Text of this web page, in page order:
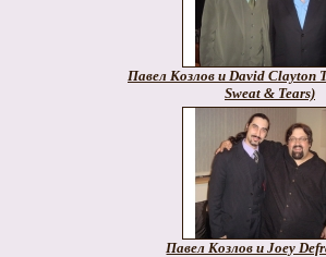
Павел Козлов и David Clayton
Sweat & Tears)
Павел Козлов и Joey